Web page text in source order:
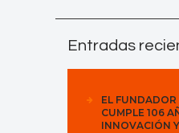
Entradas
EL
CUMPLE 106
INNOVACIÓN